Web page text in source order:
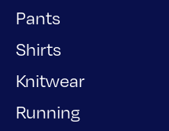
Pants
Shirts
Knitwear
Running